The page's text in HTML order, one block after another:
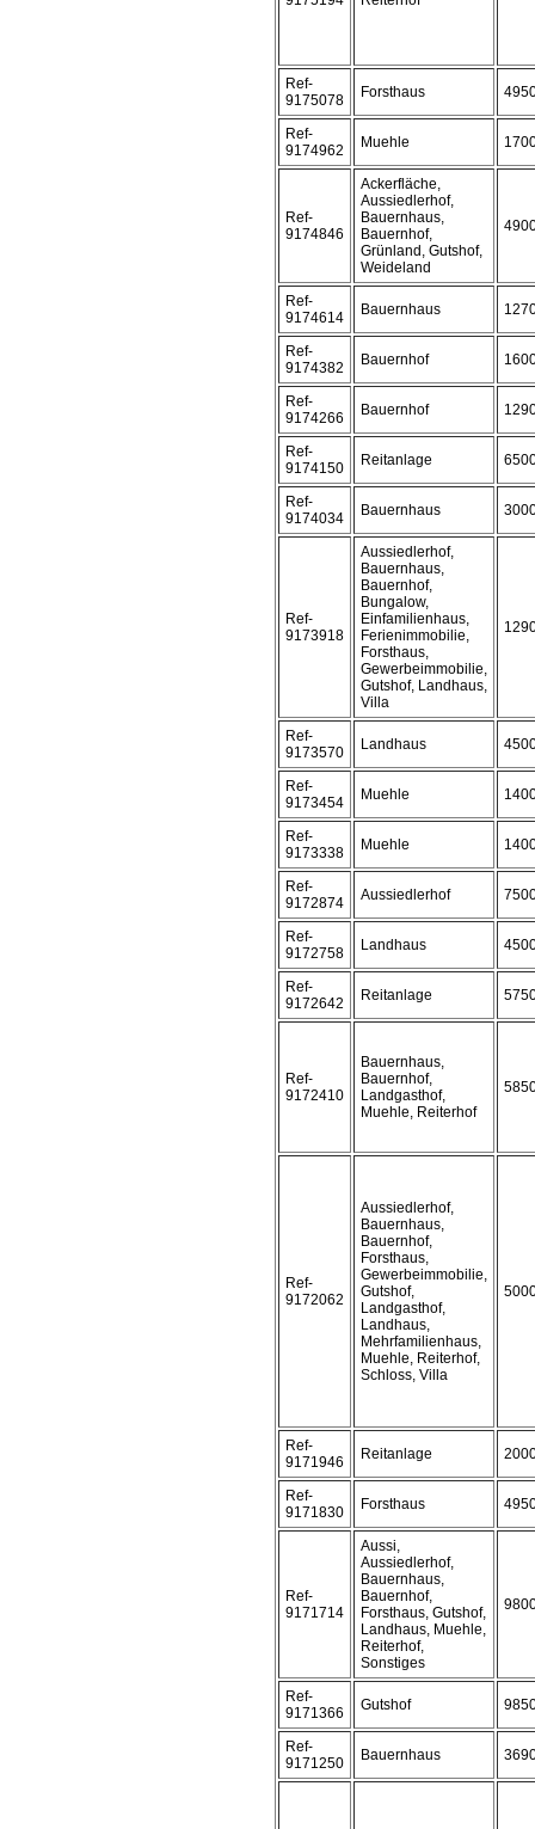
Ref-
9175078
Forsthaus
Ref-
9174962
Muehle
Ref-
9174846
Ackerfläche,
Aussiedlerhof,
Bauernhaus,
Bauernhof,
Grünland, Gutshof,
Weideland
Ref-
9174614
Bauernhaus
Ref-
9174382
Bauernhof
Ref-
9174266
Bauernhof
Ref-
9174150
Reitanlage
Ref-
9174034
Bauernhaus
Ref-
9173918
Aussiedlerhof,
Bauernhaus,
Bauernhof,
Bungalow,
Einfamilienhaus,
Ferienimmobilie,
Forsthaus,
Gewerbeimmobilie,
Gutshof, Landhaus,
Villa
Ref-
9173570
Landhaus
Ref-
9173454
Muehle
Ref-
9173338
Muehle
Ref-
9172874
Aussiedlerhof
Ref-
9172758
Landhaus
Ref-
9172642
Reitanlage
Ref-
9172410
Bauernhaus,
Bauernhof,
Landgasthof,
Muehle, Reiterhof
Ref-
9172062
Aussiedlerhof,
Bauernhaus,
Bauernhof,
Forsthaus,
Gewerbeimmobilie,
Gutshof,
Landgasthof,
Landhaus,
Mehrfamilienhaus,
Muehle, Reiterhof,
Schloss, Villa
Ref-
9171946
Reitanlage
Ref-
9171830
Forsthaus
Ref-
9171714
Aussi,
Aussiedlerhof,
Bauernhaus,
Bauernhof,
Forsthaus, Gutshof,
Landhaus, Muehle,
Reiterhof,
Sonstiges
Ref-
9171366
Gutshof
Ref-
9171250
Bauernhaus